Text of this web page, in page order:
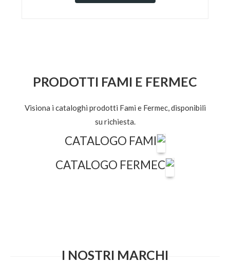
PRODOTTI FAMI E FERMEC
Visiona i cataloghi prodotti Fami e Fermec, disponibili
su richiesta.
CATALOGO FAMI
CATALOGO FERMEC
I NOSTRI MARCHI